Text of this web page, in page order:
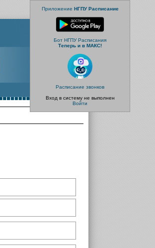
Приложение НГПУ Расписание
Бот НГПУ Расписания
Теперь и в МАКС!
Расписание звонков
Вход в систему не выполнен
Войти